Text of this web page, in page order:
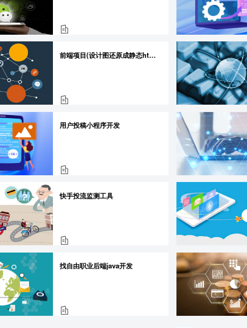
前端项目(设计图还原成静态html页)
用户投稿小程序开发
快手投流监测工具
找自由职业后端java开发